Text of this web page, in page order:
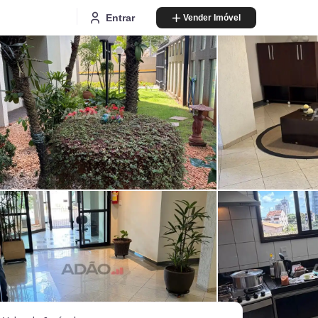
Entrar Vender Imóvel